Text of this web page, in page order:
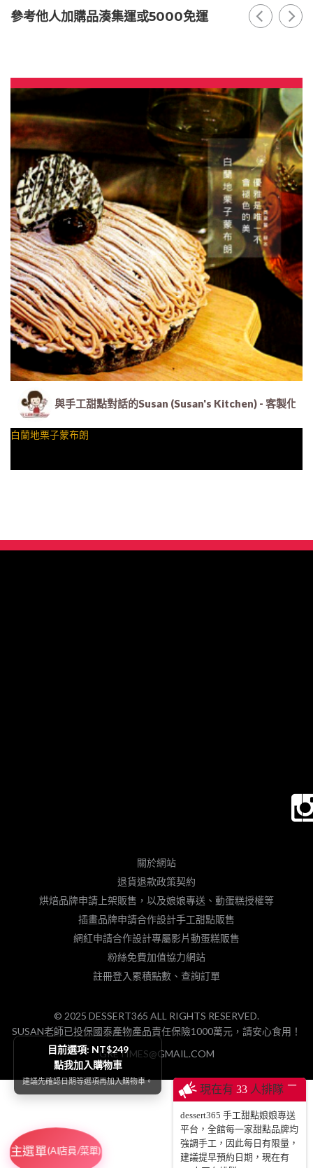
參考他人加購品湊集運或5000免運
與手工甜點對話的Susan (Susan's Kitchen) - 客製化
白蘭地栗子蒙布朗
現在有 33 人排隊 ─
dessert365 手工甜點娘娘專送
平台，全館每一家甜點品牌均
強調手工，因此每日有限量，
建議提早預約日期，現在有
關於網站
退貨退款政策契約
烘焙品牌申請上架販售，以及娘娘專送、動蛋糕授權等
插畫品牌申請合作設計手工甜點販售
網紅申請合作設計專屬影片動蛋糕販售
粉絲免費加值協力網站
註冊登入累積點數、查詢訂單
© 2025 DESSERT365 ALL RIGHTS RESERVED.
SUSAN老師已投保國泰產物產品責任保險1000萬元，請安心食用！
GRETIMES@GMAIL.COM
目前選項: NT$249
點我加入購物車
建議先確認日期等選項再加入購物車。
主選單(AI店員/菜單)